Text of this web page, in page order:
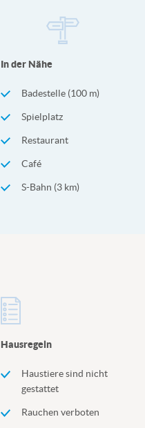
In der Nähe
Badestelle (100 m)
Spielplatz
Restaurant
Café
S-Bahn (3 km)
Hausregeln
Haustiere sind nicht
gestattet
Rauchen verboten